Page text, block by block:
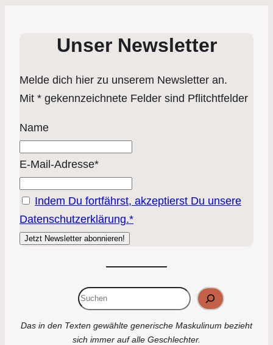
Unser Newsletter
Melde dich hier zu unserem Newsletter an.
Mit * gekennzeichnete Felder sind Pflitchtfelder
Name
E-Mail-Adresse*
Indem Du fortfährst, akzeptierst Du unsere
Datenschutzerklärung.*
Das in den Texten gewählte generische Maskulinum bezieht
sich immer auf alle Geschlechter.